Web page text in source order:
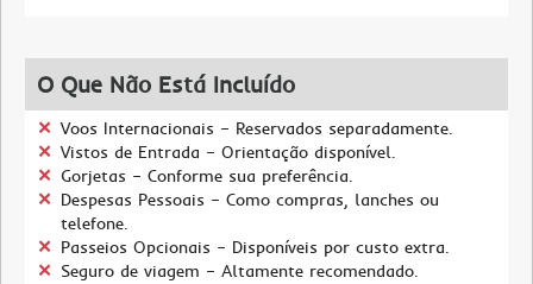
O Que Não Está Incluído
Voos Internacionais – Reservados separadamente.
Vistos de Entrada – Orientação disponível.
Gorjetas – Conforme sua preferência.
Despesas Pessoais – Como compras, lanches ou
telefone.
Passeios Opcionais – Disponíveis por custo extra.
Seguro de viagem – Altamente recomendado.